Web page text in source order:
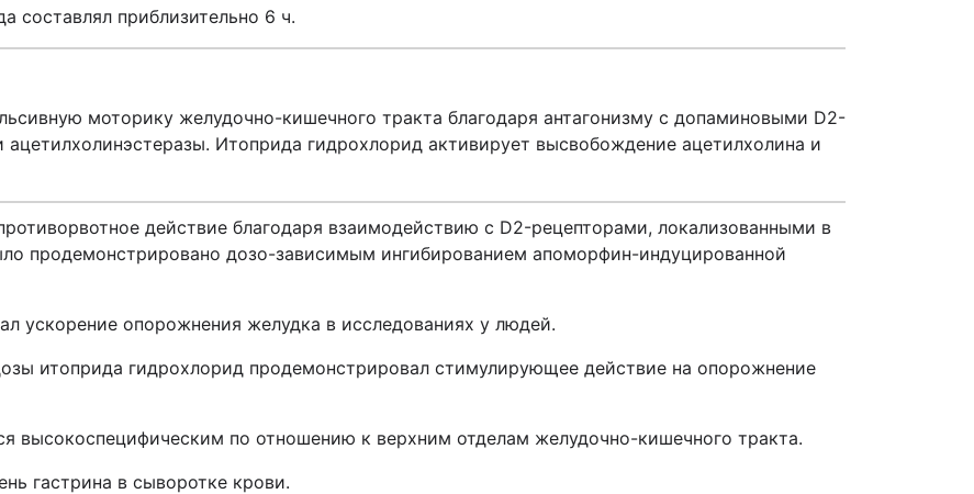
составлял приблизительно 6 ч.
моторику желудочно-кишечного тракта благодаря антагонизму с допаминовыми D2-
Итоприда гидрохлорид активирует высвобождение ацетилхолина и
действие благодаря взаимодействию с D2-рецепторами, локализованными в
продемонстрировано дозо-зависимым ингибированием апоморфин-индуцированной
ускорение опорожнения желудка в исследованиях у людей.
итоприда гидрохлорид продемонстрировал стимулирующее действие на опорожнение
высокоспецифическим по отношению к верхним отделам желудочно-кишечного тракта.
гастрина в сыворотке крови.